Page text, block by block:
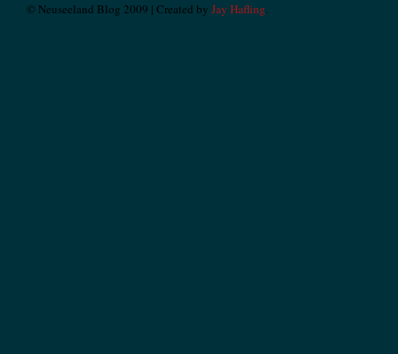
© Neuseeland Blog 2009 | Created by Jay Hafling.